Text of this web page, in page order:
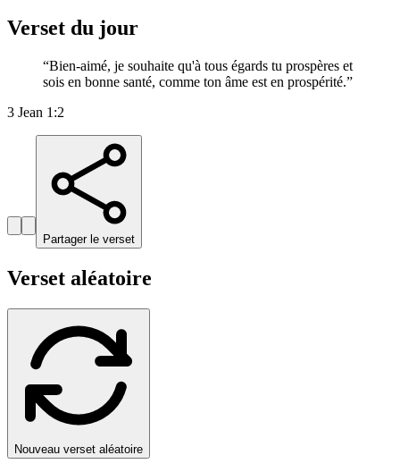
Verset du jour
“Bien-aimé, je souhaite qu'à tous égards tu prospères et
sois en bonne santé, comme ton âme est en prospérité.”
3 Jean 1:2
Partager le verset
Verset aléatoire
Nouveau verset aléatoire